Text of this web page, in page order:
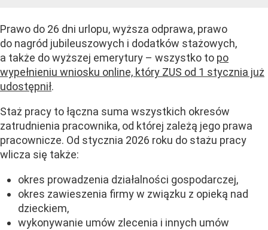
Prawo do 26 dni urlopu, wyższa odprawa, prawo
do nagród jubileuszowych i dodatków stażowych,
a także do wyższej emerytury – wszystko to po
wypełnieniu wniosku online, który ZUS od 1 stycznia już
udostępnił.
Staż pracy to łączna suma wszystkich okresów
zatrudnienia pracownika, od której zależą jego prawa
pracownicze. Od stycznia 2026 roku do stażu pracy
wlicza się także:
okres prowadzenia działalności gospodarczej,
okres zawieszenia firmy w związku z opieką nad
dzieckiem,
wykonywanie umów zlecenia i innych umów